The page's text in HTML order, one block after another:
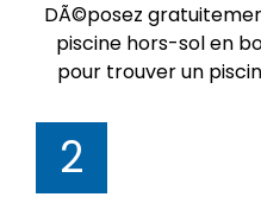
DÃ©posez
piscine hors-sol en
pour trouver un
2